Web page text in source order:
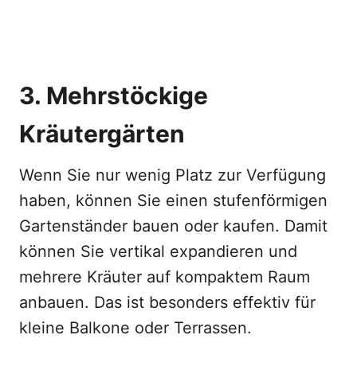
3. Mehrstöckige
Kräutergärten
Wenn Sie nur wenig Platz zur Verfügung
haben, können Sie einen stufenförmigen
Gartenständer bauen oder kaufen. Damit
können Sie vertikal expandieren und
mehrere Kräuter auf kompaktem Raum
anbauen. Das ist besonders effektiv für
kleine Balkone oder Terrassen.